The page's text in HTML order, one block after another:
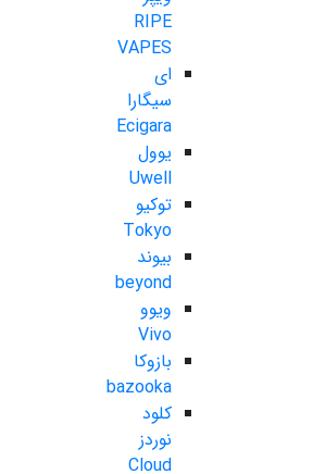
RIPE
VAPES
ای
سیگارا
Ecigara
یوول
Uwell
توکیو
Tokyo
بیوند
beyond
ویوو
Vivo
بازوکا
bazooka
کلود
نوردز
Cloud